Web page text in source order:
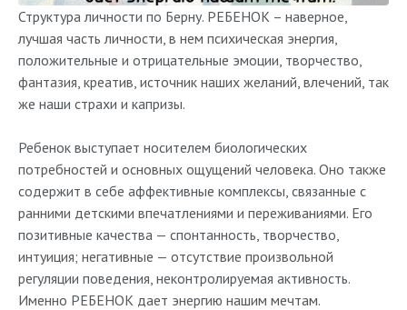
Структура личности по Берну. РЕБЕНОК – наверное,
лучшая часть личности, в нем психическая энергия,
положительные и отрицательные эмоции, творчество,
фантазия, креатив, источник наших желаний, влечений, так
же наши страхи и капризы.
Ребенок выступает носителем биологических
потребностей и основных ощущений человека. Оно также
содержит в себе аффективные комплексы, связанные с
ранними детскими впечатлениями и переживаниями. Его
позитивные качества — спонтанность, творчество,
интуиция; негативные — отсутствие произвольной
регуляции поведения, неконтролируемая активность.
Именно РЕБЕНОК дает энергию нашим мечтам.